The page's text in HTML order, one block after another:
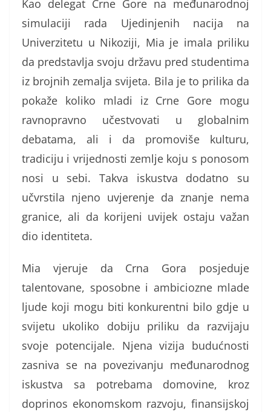
Kao delegat Crne Gore na međunarodnoj
simulaciji rada Ujedinjenih nacija na
Univerzitetu u Nikoziji, Mia je imala priliku
da predstavlja svoju državu pred studentima
iz brojnih zemalja svijeta. Bila je to prilika da
pokaže koliko mladi iz Crne Gore mogu
ravnopravno učestvovati u globalnim
debatama, ali i da promoviše kulturu,
tradiciju i vrijednosti zemlje koju s ponosom
nosi u sebi. Takva iskustva dodatno su
učvrstila njeno uvjerenje da znanje nema
granice, ali da korijeni uvijek ostaju važan
dio identiteta.
Mia vjeruje da Crna Gora posjeduje
talentovane, sposobne i ambiciozne mlade
ljude koji mogu biti konkurentni bilo gdje u
svijetu ukoliko dobiju priliku da razvijaju
svoje potencijale. Njena vizija budućnosti
zasniva se na povezivanju međunarodnog
iskustva sa potrebama domovine, kroz
doprinos ekonomskom razvoju, finansijskoj